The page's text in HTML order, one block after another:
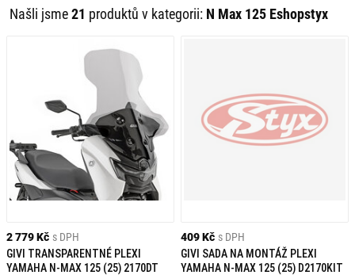
Našli jsme21 produktů v kategorii: N Max 125 Eshopstyx
2 779 Kč s DPH
GIVI TRANSPARENTNÉ PLEXI
YAMAHA N-MAX 125 (25) 2170DT
409 Kč s DPH
GIVI SADA NA MONTÁŽ PLEXI
YAMAHA N-MAX 125 (25) D2170KIT